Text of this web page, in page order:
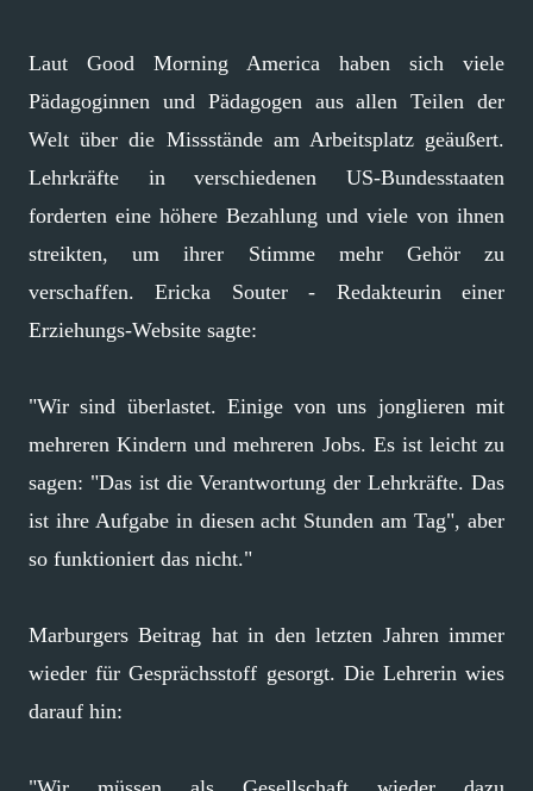
Laut Good Morning America haben sich viele
Pädagoginnen und Pädagogen aus allen Teilen der
Welt über die Missstände am Arbeitsplatz geäußert.
Lehrkräfte in verschiedenen US-Bundesstaaten
forderten eine höhere Bezahlung und viele von ihnen
streikten, um ihrer Stimme mehr Gehör zu
verschaffen. Ericka Souter - Redakteurin einer
Erziehungs-Website sagte:
"Wir sind überlastet. Einige von uns jonglieren mit
mehreren Kindern und mehreren Jobs. Es ist leicht zu
sagen: "Das ist die Verantwortung der Lehrkräfte. Das
ist ihre Aufgabe in diesen acht Stunden am Tag", aber
so funktioniert das nicht."
Marburgers Beitrag hat in den letzten Jahren immer
wieder für Gesprächsstoff gesorgt. Die Lehrerin wies
darauf hin: